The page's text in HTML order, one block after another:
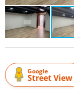
Google
Street View